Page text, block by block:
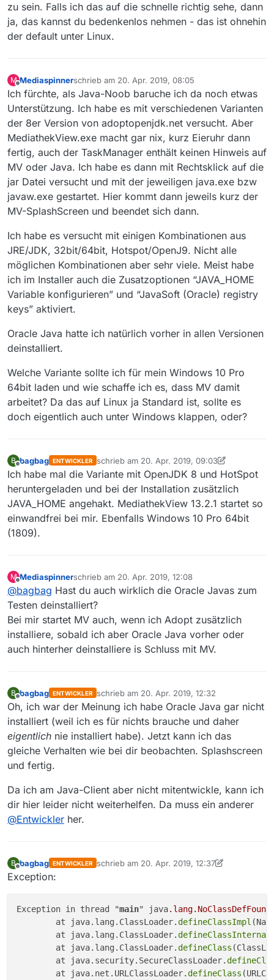
zu sein. Falls ich das auf die schnelle richtig sehe, dann
ja, das kannst du bedenkenlos nehmen - das ist ohnehin
der default unter Linux.
M
Offline
Mediaspinnerschrieb am 20. Apr. 2019, 08:05
zuletzt editiert von
Ich fürchte, als Java-Noob baruche ich da noch etwas
Unterstützung. Ich habe es mit verschiedenen Varianten
der 8er Version von adoptopenjdk.net versucht. Aber
MediathekView.exe macht gar nix, kurz Eieruhr dann
fertig, auch der TaskManager enthält keinen Hinweis auf
MV oder Java. Ich habe es dann mit Rechtsklick auf die
jar Datei versucht und mit der jeweiligen java.exe bzw
javaw.exe gestartet. Hier kommt dann jeweils kurz der
MV-SplashScreen und beendet sich dann.
Ich habe es versucht mit einigen Kombinationen aus
JRE/JDK, 32bit/64bit, Hotspot/OpenJ9. Nicht alle
möglichen Kombinationen aber sehr viele. Meist habe
ich im Installer auch die Zusatzoptionen “JAVA_HOME
Variable konfigurieren” und “JavaSoft (Oracle) registry
keys” aktiviert.
Oracle Java hatte ich natürlich vorher in allen Versionen
deinstalliert.
Welche Variante sollte ich für mein Windows 10 Pro
64bit laden und wie schaffe ich es, dass MV damit
arbeitet? Da das auf Linux ja Standard ist, sollte es
doch eigentlich auch unter Windows klappen, oder?
B
Offline
bagbag ENTWICKLER schrieb am 20. Apr. 2019, 09:03
zuletzt editiert von bagbag
Ich habe mal die Variante mit OpenJDK 8 und HotSpot
heruntergeladen und bei der Installation zusätzlich
JAVA_HOME angehakt. MediathekView 13.2.1 startet so
einwandfrei bei mir. Ebenfalls Windows 10 Pro 64bit
(1809).
M
Offline
Mediaspinnerschrieb am 20. Apr. 2019, 12:08
zuletzt editiert von
@bagbag Hast du auch wirklich die Oracle Javas zum
Testen deinstalliert?
Bei mir startet MV auch, wenn ich Adopt zusätzlich
installiere, sobald ich aber Oracle Java vorher oder
auch hinterher deinstalliere is Schluss mit MV.
B
Offline
bagbag ENTWICKLER schrieb am 20. Apr. 2019, 12:32
zuletzt editiert von
Oh, ich war der Meinung ich habe Oracle Java gar nicht
installiert (weil ich es für nichts brauche und daher
eigentlich nie installiert habe). Jetzt kann ich das
gleiche Verhalten wie bei dir beobachten. Splashscreen
und fertig.
Da ich am Java-Client aber nicht mitentwickle, kann ich
dir hier leider nicht weiterhelfen. Da muss ein anderer
@Entwickler her.
B
Offline
bagbag ENTWICKLER schrieb am 20. Apr. 2019, 12:37
zuletzt editiert von bagbag
Exception:
Exception in thread "main" java.lang
        at java.lang.ClassLoader.
defineClassImpl
        at java.lang.ClassLoader.
defineClassInternal
        at java.lang.ClassLoader.
defineClass
        at java.security.SecureClassLoader.
        at java.net.URLClassLoader.
defineClass